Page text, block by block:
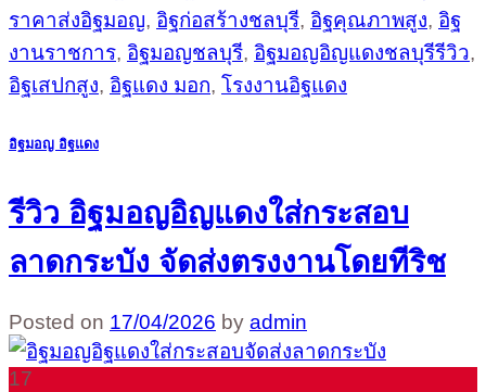
ราคาส่งอิฐมอญ, อิฐก่อสร้างชลบุรี, อิฐคุณภาพสูง, อิฐ
งานราชการ, อิฐมอญชลบุรี, อิฐมอญอิญแดงชลบุรีรีวิว,
อิฐเสปกสูง, อิฐแดง มอก, โรงงานอิฐแดง
อิฐมอญ อิฐแดง
รีวิว อิฐมอญอิญแดงใส่กระสอบ
ลาดกระบัง จัดส่งตรงงานโดยทีริช
Posted on 17/04/2026 by admin
17